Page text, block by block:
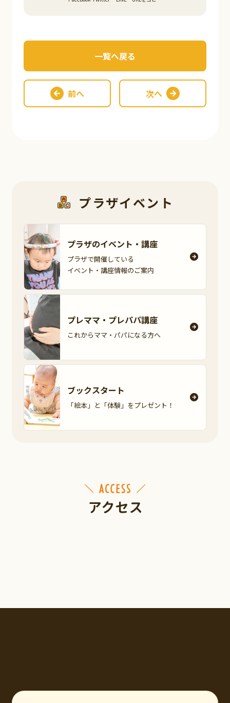
前へ
一覧へ戻る
次へ
プラザイベント
プラザのイベント・ 講座
プラザで開催している
イベント・講座情報のご案内
プレママ・ プレパパ講座
これからママ・パパになる方へ
ブックスタート
「絵本」と「体験」をプレゼント！